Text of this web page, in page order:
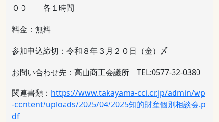
００ 各１時間
料金：無料
参加申込締切：令和８年３月２０日（金）〆
お問い合わせ先：高山商工会議所 TEL:0577-32-0380
関連書類： https://www.takayama-cci.or.jp/admin/wp
-content/uploads/2025/04/2025知的財産個別相談会.p
df